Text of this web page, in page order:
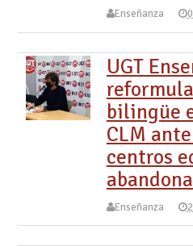
Enseñanza
UGT
bilingüe
CLM
centros
Enseñanza